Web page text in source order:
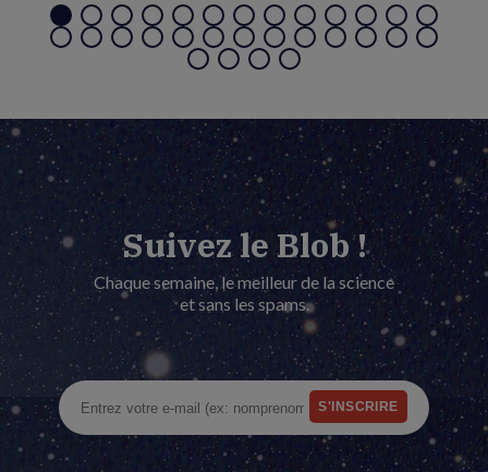
Suivez le Blob !
Chaque semaine, le meilleur de la science
et sans les spams.